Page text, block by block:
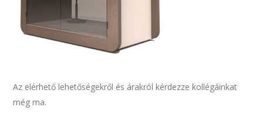
Az elérhető lehetőségekről és árakról kérdezze kollégáinkat
még ma.